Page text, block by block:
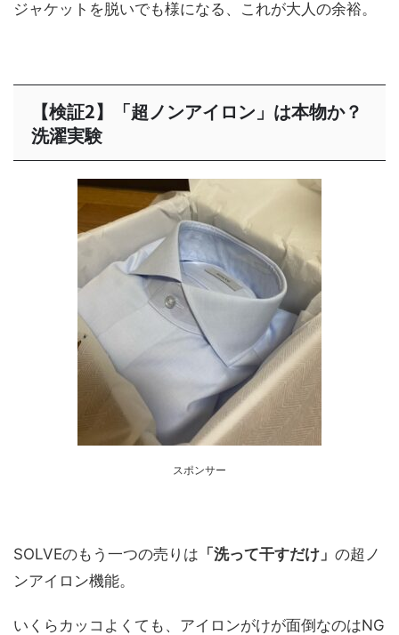
ジャケットを脱いでも様になる、これが大人の余裕。
【検証2】「超ノンアイロン」は本物か？
洗濯実験
スポンサー
SOLVEのもう一つの売りは 「洗って干すだけ」 の超ノ
ンアイロン機能。
いくらカッコよくても、アイロンがけが面倒なのはNG